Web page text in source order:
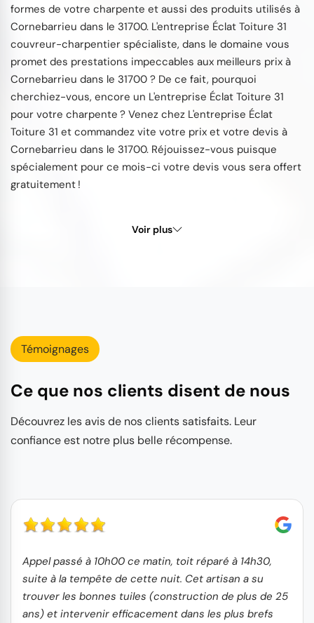
formes de votre charpente et aussi des produits utilisés à
Cornebarrieu dans le 31700. L'entreprise Éclat Toiture 31
couvreur-charpentier spécialiste, dans le domaine vous
promet des prestations impeccables aux meilleurs prix à
Cornebarrieu dans le 31700 ? De ce fait, pourquoi
cherchiez-vous, encore un L'entreprise Éclat Toiture 31
pour votre charpente ? Venez chez L'entreprise Éclat
Toiture 31 et commandez vite votre prix et votre devis à
Cornebarrieu dans le 31700. Réjouissez-vous puisque
spécialement pour ce mois-ci votre devis vous sera offert
gratuitement !
Voir plus
Témoignages
Ce que nos clients disent de nous
Découvrez les avis de nos clients satisfaits. Leur
confiance est notre plus belle récompense.
Appel passé à 10h00 ce matin, toit réparé à 14h30,
suite à la tempête de cette nuit. Cet artisan a su
trouver les bonnes tuiles (construction de plus de 25
ans) et intervenir efficacement dans les plus brefs